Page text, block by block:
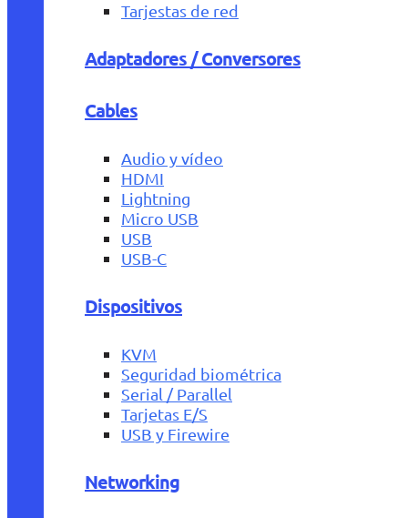
Tarjestas de red
Adaptadores / Conversores
Cables
Audio y vídeo
HDMI
Lightning
Micro USB
USB
USB-C
Dispositivos
KVM
Seguridad biométrica
Serial / Parallel
Tarjetas E/S
USB y Firewire
Networking